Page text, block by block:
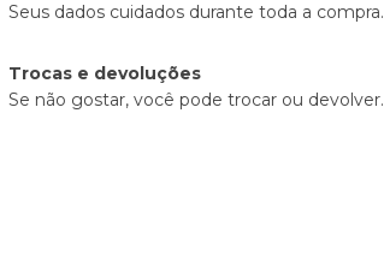
Seus dados cuidados durante toda a compra.
Trocas e devoluções
Se não gostar, você pode trocar ou devolver.